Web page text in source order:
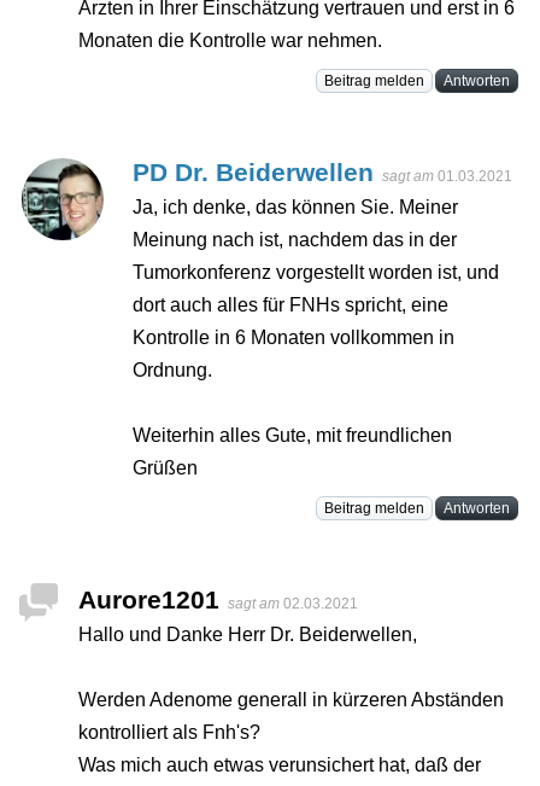
Ärzten in Ihrer Einschätzung vertrauen und erst in 6
Monaten die Kontrolle war nehmen.
Beitrag melden Antworten
PD Dr. Beiderwellen sagt am 01.03.2021
Ja, ich denke, das können Sie. Meiner
Meinung nach ist, nachdem das in der
Tumorkonferenz vorgestellt worden ist, und
dort auch alles für FNHs spricht, eine
Kontrolle in 6 Monaten vollkommen in
Ordnung.
Weiterhin alles Gute, mit freundlichen
Grüßen
Beitrag melden Antworten
Aurore1201 sagt am 02.03.2021
Hallo und Danke Herr Dr. Beiderwellen,
Werden Adenome generall in kürzeren Abständen
kontrolliert als Fnh's?
Was mich auch etwas verunsichert hat, daß der